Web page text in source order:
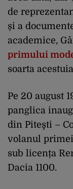
de
și a
academice,
primului
soarta
Pe 20 august
panglica
din Piteşti –
volanul
sub licența
Dacia 1100.